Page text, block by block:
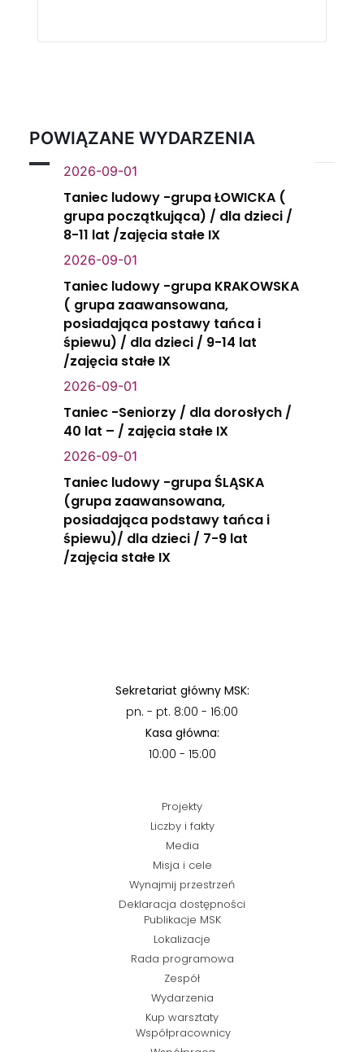
POWIĄZANE WYDARZENIA
2026-09-01
Taniec ludowy -grupa ŁOWICKA (
grupa początkująca) / dla dzieci /
8-11 lat /zajęcia stałe IX
2026-09-01
Taniec ludowy -grupa KRAKOWSKA
( grupa zaawansowana,
posiadająca postawy tańca i
śpiewu) / dla dzieci / 9-14 lat
/zajęcia stałe IX
2026-09-01
Taniec -Seniorzy / dla dorosłych /
40 lat – / zajęcia stałe IX
2026-09-01
Taniec ludowy -grupa ŚLĄSKA
(grupa zaawansowana,
posiadająca podstawy tańca i
śpiewu)/ dla dzieci / 7-9 lat
/zajęcia stałe IX
Sekretariat główny MSK:
pn. - pt. 8:00 - 16:00
Kasa główna:
10:00 - 15:00
Projekty
Liczby i fakty
Media
Misja i cele
Wynajmij przestrzeń
Deklaracja dostępności
Publikacje MSK
Lokalizacje
Rada programowa
Zespół
Wydarzenia
Kup warsztaty
Współpracownicy